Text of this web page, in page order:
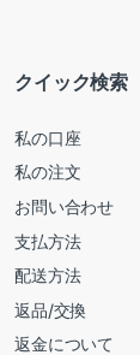
クイック検索
私の口座
私の注文
お問い合わせ
支払方法
配送方法
返品/交換
返金について